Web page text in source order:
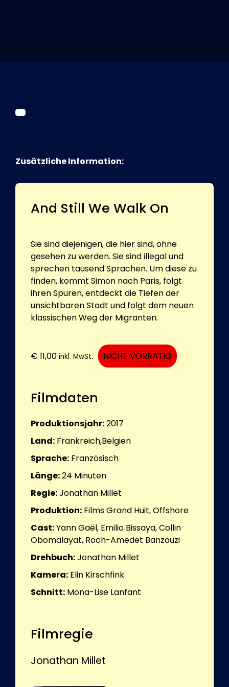
Zusätzliche Information:
And Still We Walk On
Sie sind diejenigen, die hier sind, ohne
gesehen zu werden. Sie sind illegal und
sprechen tausend Sprachen. Um diese zu
finden, kommt Simon nach Paris, folgt
ihren Spuren, entdeckt die Tiefen der
unsichtbaren Stadt und folgt dem neuen
klassischen Weg der Migranten.
€ 11,00 inkl. MwSt. NICHT VORRÄTIG
Filmdaten
Produktionsjahr:2017
Land: Frankreich,Belgien
Sprache: Französisch
Länge:24 Minuten
Regie:Jonathan Millet
Produktion: Films Grand Huit, Offshore
Cast:Yann Gaël, Emilio Bissaya, Collin
Obomalayat, Roch-Amedet Banzouzi
Drehbuch:Jonathan Millet
Kamera: Elin Kirschfink
Schnitt: Mona-Lise Lanfant
Filmregie
Jonathan Millet